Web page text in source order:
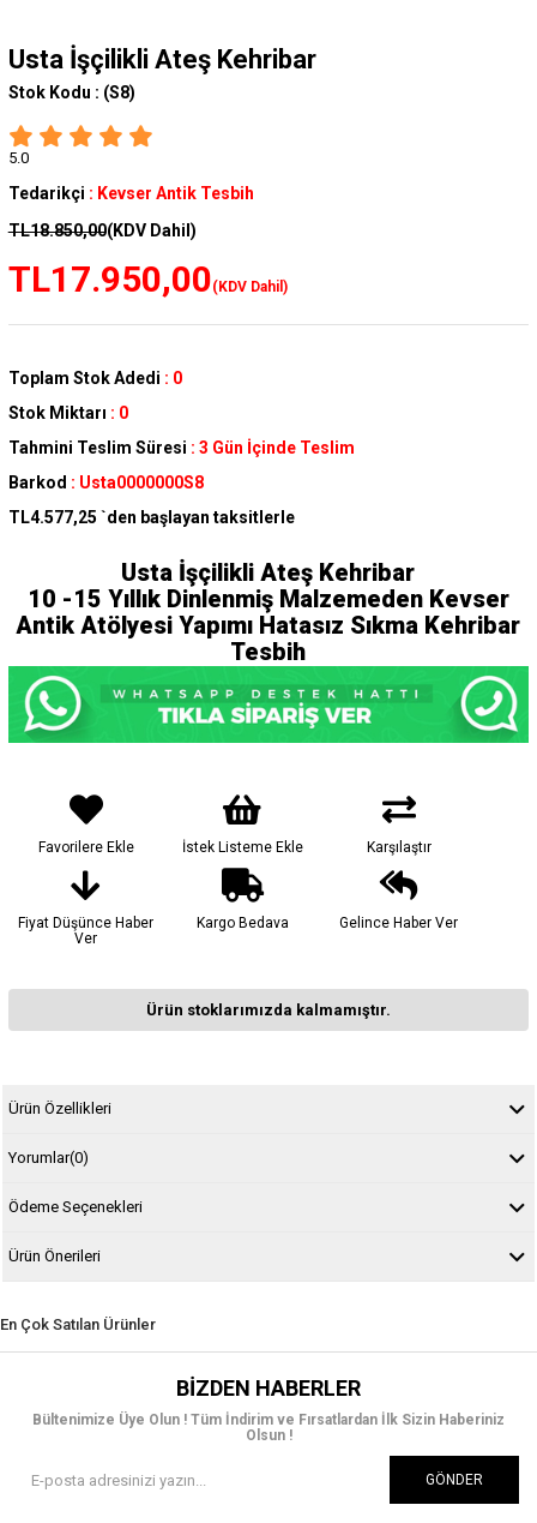
Usta İşçilikli Ateş Kehribar
Stok Kodu : (S8)
5.0
Tedarikçi : Kevser Antik Tesbih
TL18.850,00(KDV Dahil)
TL17.950,00(KDV Dahil)
Toplam Stok Adedi : 0
Stok Miktarı : 0
Tahmini Teslim Süresi : 3 Gün İçinde Teslim
Barkod : Usta0000000S8
TL4.577,25 `den başlayan taksitlerle
Usta İşçilikli Ateş Kehribar
10 -15 Yıllık Dinlenmiş Malzemeden Kevser
Antik Atölyesi Yapımı Hatasız Sıkma Kehribar
Tesbih
Favorilere Ekle İstek Listeme Ekle Karşılaştır
Fiyat Düşünce Haber
Ver
Kargo Bedava Gelince Haber Ver
Ürün stoklarımızda kalmamıştır.
Ürün Özellikleri
Yorumlar(0)
Ödeme Seçenekleri
Ürün Önerileri
En Çok Satılan Ürünler
BIZDEN HABERLER
Bültenimize Üye Olun ! Tüm İndirim ve Fırsatlardan İlk Sizin Haberiniz
Olsun !
GÖNDER